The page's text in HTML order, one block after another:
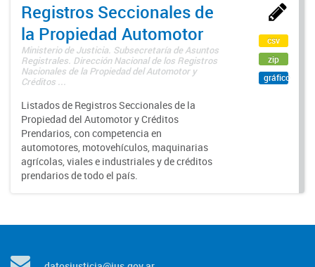
Registros Seccionales de
la Propiedad Automotor
Ministerio de Justicia. Subsecretaría de Asuntos
Registrales. Dirección Nacional de los Registros
Nacionales de la Propiedad del Automotor y
Créditos ...
Listados de Registros Seccionales de la
Propiedad del Automotor y Créditos
Prendarios, con competencia en
automotores, motovehículos, maquinarias
agrícolas, viales e industriales y de créditos
prendarios de todo el país.
csv
zip
gráfico